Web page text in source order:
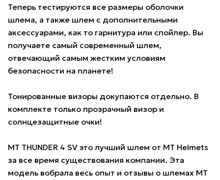
Теперь тестируются все размеры оболочки
шлема, а также шлем с дополнительными
аксессуарами, как то гарнитура или спойлер. Вы
получаете самый современный шлем,
отвечающий самым жестким условиям
безопасности на планете!
Тонированные визоры докупаются отдельно. В
комплекте только прозрачный визор и
солнцезащитные очки!
MT THUNDER 4 SV это лучший шлем от MT Helmets
за все время существования компании. Эта
модель вобрала весь опыт и отзывы о шлемах MT